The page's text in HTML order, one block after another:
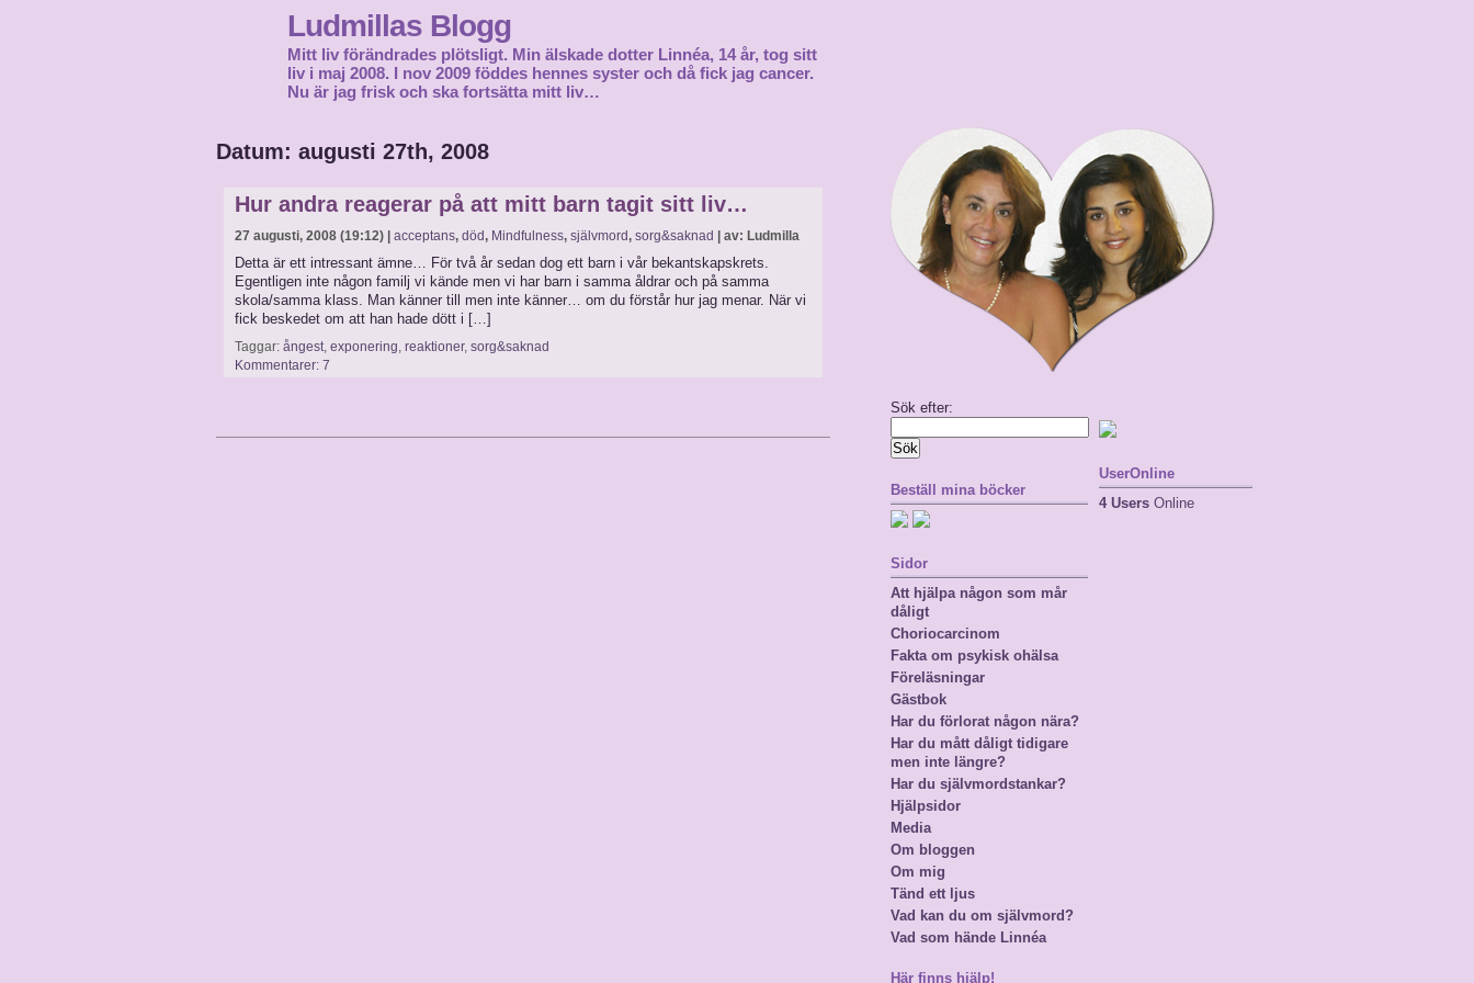
Ludmillas Blogg
Mitt liv förändrades plötsligt. Min älskade dotter Linnéa, 14 år, tog sitt
liv i maj 2008. I nov 2009 föddes hennes syster och då fick jag cancer.
Nu är jag frisk och ska fortsätta mitt liv…
Datum: augusti 27th, 2008
Hur andra reagerar på att mitt barn tagit sitt liv…
27 augusti, 2008 (19:12) | acceptans, död, Mindfulness, självmord, sorg&saknad | av: Ludmilla
Detta är ett intressant ämne… För två år sedan dog ett barn i vår bekantskapskrets.
Egentligen inte någon familj vi kände men vi har barn i samma åldrar och på samma
skola/samma klass. Man känner till men inte känner… om du förstår hur jag menar. När vi
fick beskedet om att han hade dött i […]
Taggar: ångest, exponering, reaktioner, sorg&saknad
Kommentarer: 7
Sök efter:
Beställ mina böcker
Sidor
Att hjälpa någon som mår
dåligt
Choriocarcinom
Fakta om psykisk ohälsa
Föreläsningar
Gästbok
Har du förlorat någon nära?
Har du mått dåligt tidigare
men inte längre?
Har du självmordstankar?
Hjälpsidor
Media
Om bloggen
Om mig
Tänd ett ljus
Vad kan du om självmord?
Vad som hände Linnéa
Här finns hjälp!
UserOnline
4 Users Online